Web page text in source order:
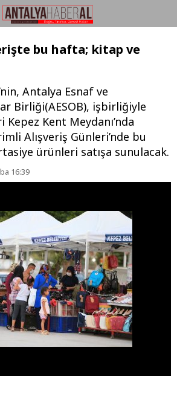
bu hafta; kitap ve
Antalya Esnaf ve
Birliği(AESOB), işbirliğiyle
Kent Meydanı’nda
Alışveriş Günleri’nde bu
ürünleri satışa sunulacak.
16:39